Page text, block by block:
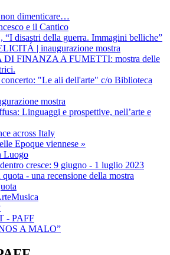
dimenticare…
e il Cantico
“I disastri della guerra. Immagini belliche”
| inaugurazione mostra
FINANZA A FUMETTI: mostra delle
concerto: "Le ali dell'arte" c/o Biblioteca
mostra
Linguaggi e prospettive, nell’arte e
across Italy
Epoque viennese »
Luogo
cresce: 9 giugno - 1 luglio 2023
- una recensione della mostra
- PAFF
A MALO”